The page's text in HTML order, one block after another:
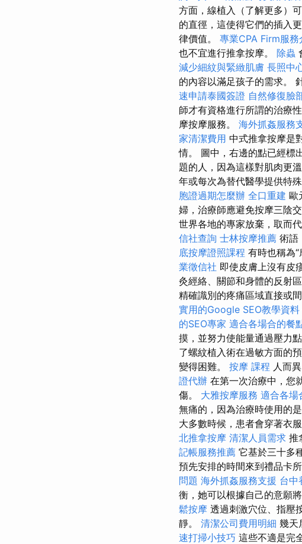
方面，線植入（了解更多）
的直徑，這使得它們的插入
律價值。 專業CPA Firm服務
也不宜進行推拿按摩。 除蟲
減少細紋與緊緻肌膚 長照中
的內容以滿足孩子的需求。
速申請泰國簽證 自然修復臉
師才有資格進行所謂的治療
摩按摩服務。 海外抓姦服務
家清潔費用 中式推拿按摩是
情。 圖中，右邊的點已經標
題的人，因為這樣對肌肉更
年或每次為替代醫學提供特
胞證過期怎麼辦 全口重建 歐
婦，治療師應避免按摩三陰
世界各地的專家放棄，取而
信社查詢 士林按摩推薦 術語
底按摩證照課程 有時也稱為“
業徵信社 即使皮膚上沒有皮
灸經絡、關節和身體的反射
精確識別的疼痛區域直接或
實用的Google SEO教學資料
的SEO專家 適合各場合的餐
摸，並努力使能量通過壓力
了螺紋植入術在過敏方面的
變得困難。 按摩 課程 人而
證代辦 在第一次治療中，您
傷。 大雅按摩服務 適合各場
無痛的，因為治療時使用的
大多數時候，患者會穿著衣
北推拿按摩 清潔人員需求 推
記帳服務推薦 它基於三十多
預先安排的時間來到禮品卡
問題 海外抓姦服務支援 台中
衡，她可以根據自己的意願
鬆按摩 透過刺激穴位、指壓
靜。 清潔公司費用明細 幾天
速打掃小技巧 這些不適是完